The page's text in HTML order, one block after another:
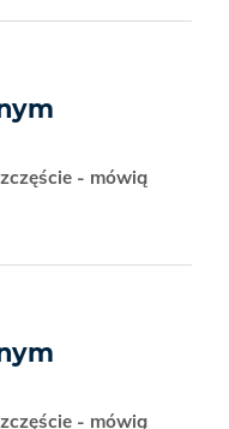
- mówią
- mówią